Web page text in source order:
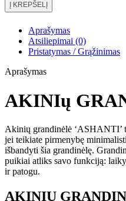
GRANDINĖLĖ
Į KREPŠELĮ
Aprašymas
Atsiliepimai (0)
Pristatymas / Grąžinimas
Aprašymas
AKINIų
Akinių grandinėlė ‘ASHANTI’
jei teikiate pirmenybę
išbandyti šia grandinėlę.
puikiai atliks savo funkciją:
ir patogu.
AKINIŲ